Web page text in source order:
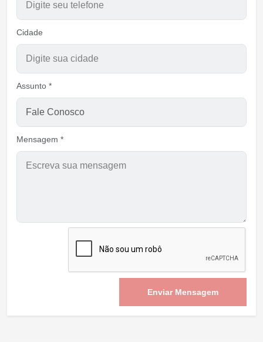
Cidade
Assunto *
Mensagem *
Enviar Mensagem